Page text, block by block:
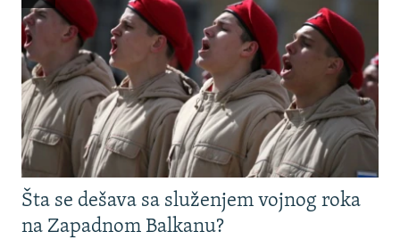
Šta se dešava sa služenjem vojnog roka
na Zapadnom Balkanu?